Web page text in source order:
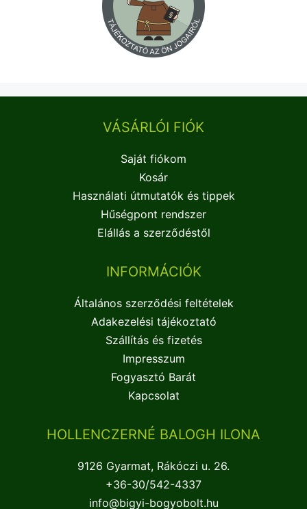
VÁSÁRLÓI FIÓK
Saját fiókom
Kosár
Használati útmutatók és tippek
Hűségpont rendszer
Elállás a szerződéstől
INFORMÁCIÓK
Általános szerződési feltételek
Adakezelési tájékoztató
Szállítás és fizetés
Impresszum
Fogyasztó Barát
Kapcsolat
HOLLENCZERNÉ BALOGH ILONA
9126 Gyarmat, Rákóczi u. 26.
+36-30/542-4337
info@bigyi-bogyobolt.hu